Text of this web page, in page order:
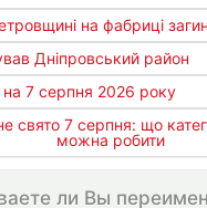
на фабриці
Дніпровський район
7 серпня 2026 року
свято 7 серпня: що
можна робити
ли Вы